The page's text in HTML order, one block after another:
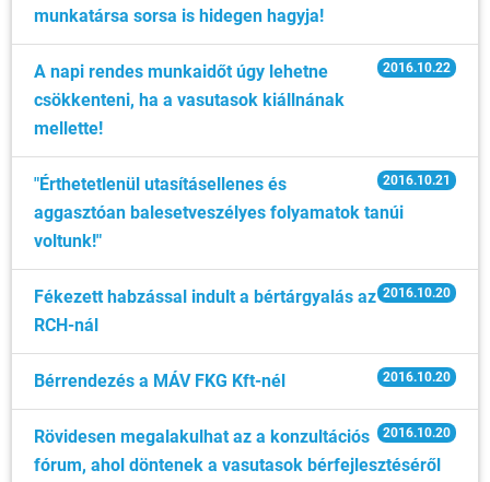
munkatársa sorsa is hidegen hagyja!
2016.10.22
A napi rendes munkaidőt úgy lehetne
csökkenteni, ha a vasutasok kiállnának
mellette!
2016.10.21
"Érthetetlenül utasításellenes és
aggasztóan balesetveszélyes folyamatok tanúi
voltunk!"
2016.10.20
Fékezett habzással indult a bértárgyalás az
RCH-nál
2016.10.20
Bérrendezés a MÁV FKG Kft-nél
2016.10.20
Rövidesen megalakulhat az a konzultációs
fórum, ahol döntenek a vasutasok bérfejlesztéséről